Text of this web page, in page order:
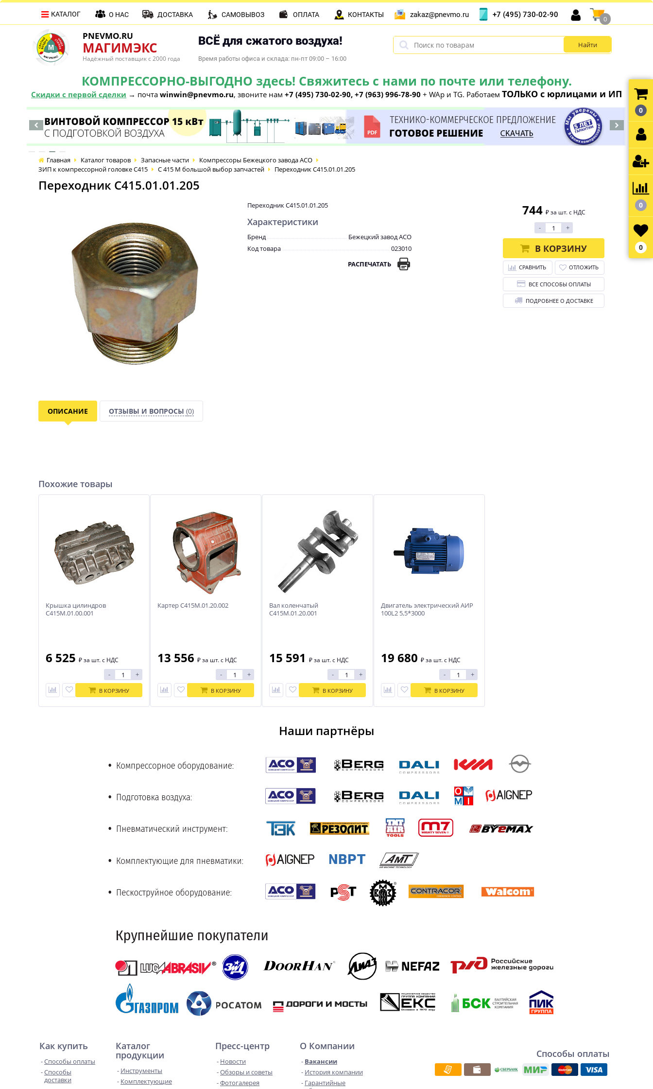
PNEVMO.RU
МАГИМЭКС
Надёжный поставщик с 2000 года
ВСЁ для сжатого воздуха!
Время работы офиса и склада: пн-пт 09:00 – 16:00
КОМПРЕССОРНО-ВЫГОДНО здесь! Свяжитесь с нами по почте или телефону.
Скидки с первой сделки → почта winwin@pnevmo.ru, звоните нам +7 (495) 730-02-90, +7 (963) 996-78-90 + WAp и TG. Работаем ТОЛЬКО с юрлицами и ИП
КАТАЛОГ О НАС ДОСТАВКА САМОВЫВОЗ ОПЛАТА КОНТАКТЫ zakaz@pnevmo.ru +7 (495) 730-02-90
0
Главная Каталог товаров Запасные части
Компрессоры Бежецкого завода АСО
ЗИП к компрессорной головке С415
С 415 М большой выбор запчастей Переходник С415.01.01.205
Переходник С415.01.01.205
Переходник С415.01.01.205
Характеристики
Бренд
Бежецкий завод АСО
Код товара
023010
РАСПЕЧАТАТЬ
744 ₽ за шт. с НДС
- +
В КОРЗИНУ
СРАВНИТЬ ОТЛОЖИТЬ
ВСЕ СПОСОБЫ ОПЛАТЫ
ПОДРОБНЕЕ О ДОСТАВКЕ
ОПИСАНИЕ ОТЗЫВЫ И ВОПРОСЫ (0)
Похожие товары
Двигатель электрический АИР
100L2 5,5*3000
19 680 ₽за шт. с НДС
- +
В КОРЗИНУ
Вал коленчатый
С415М.01.20.001
15 591 ₽за шт. с НДС
- +
В КОРЗИНУ
Картер С415М.01.20.002
13 556 ₽за шт. с НДС
- +
В КОРЗИНУ
Крышка цилиндров
С415М.01.00.001
6 525 ₽за шт. с НДС
- +
В КОРЗИНУ
Наши партнёры
Как купить
Способы оплаты
Способы
доставки
Каталог
продукции
Инструменты
Комплектующие
Пресс-центр
Новости
Обзоры и советы
Фотогалерея
О Компании
Вакансии
История компании
Гарантийные
Способы оплаты
0
0
0